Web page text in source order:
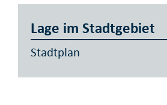
Lage im Stadtgebiet
Stadtplan